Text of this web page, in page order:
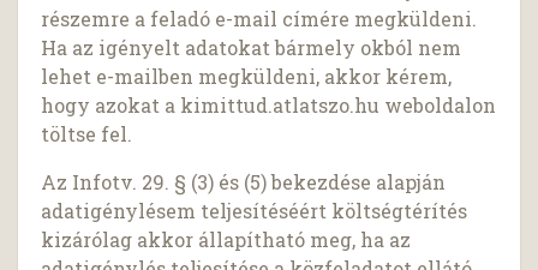
részemre a feladó e-mail címére megküldeni.
Ha az igényelt adatokat bármely okból nem
lehet e-mailben megküldeni, akkor kérem,
hogy azokat a kimittud.atlatszo.hu weboldalon
töltse fel.
Az Infotv. 29. § (3) és (5) bekezdése alapján
adatigénylésem teljesítéséért költségtérítés
kizárólag akkor állapítható meg, ha az